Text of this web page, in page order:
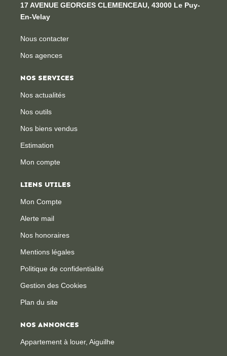
17 AVENUE GEORGES CLEMENCEAU, 43000 Le Puy-
En-Velay
Nous contacter
Nos agences
NOS SERVICES
Nos actualités
Nos outils
Nos biens vendus
Estimation
Mon compte
LIENS UTILES
Mon Compte
Alerte mail
Nos honoraires
Mentions légales
Politique de confidentialité
Gestion des Cookies
Plan du site
NOS ANNONCES
Appartement à louer, Aiguilhe